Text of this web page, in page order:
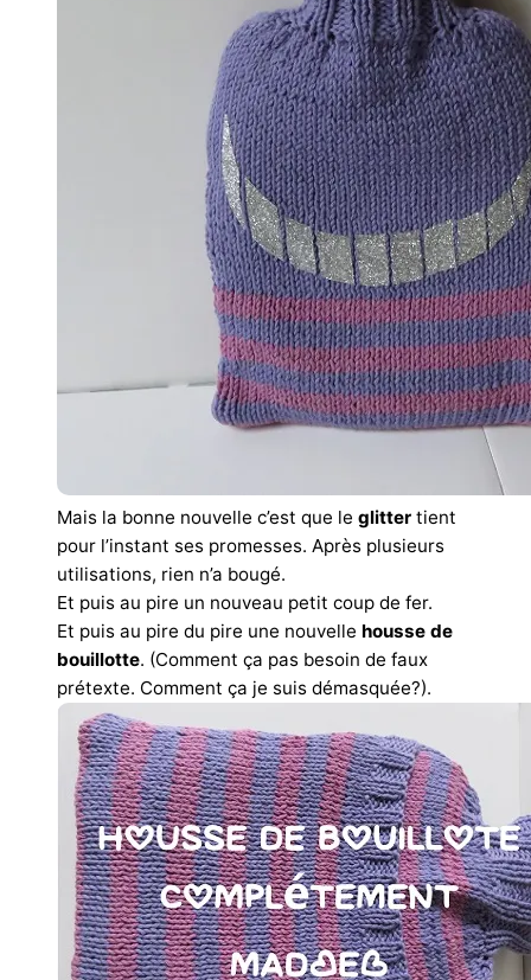
Mais la bonne nouvelle c’est que le glitter tient
pour l’instant ses promesses. Après plusieurs
utilisations, rien n’a bougé.
Et puis au pire un nouveau petit coup de fer.
Et puis au pire du pire une nouvelle housse de
bouillotte. (Comment ça pas besoin de faux
prétexte. Comment ça je suis démasquée?).